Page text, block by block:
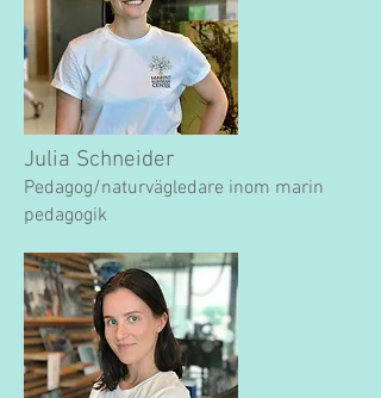
Julia Schneider
Pedagog/naturvägledare inom marin
pedagogik